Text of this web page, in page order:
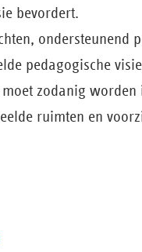
bevordert.
ondersteunend
pedagogische
zodanig
ruimten en